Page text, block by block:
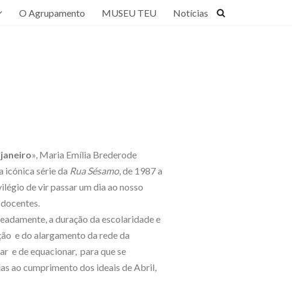
O Agrupamento MUSEU TEU Notícias
», Maria Emília Brederode
icónica série da Rua Sésamo, de 1987 a
de vir passar um dia ao nosso
a duração da escolaridade e
e do alargamento da rede da
e de equacionar, para que se
ao cumprimento dos ideais de Abril,